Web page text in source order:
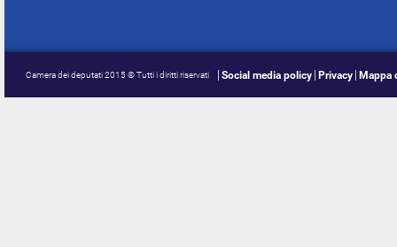
Camera dei deputati 2015 © Tutti i diritti riservati Social media policy Privacy Mappa